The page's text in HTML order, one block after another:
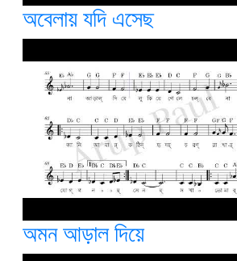
অবেলায় যদি এসেছ
অমন আড়াল দিয়ে